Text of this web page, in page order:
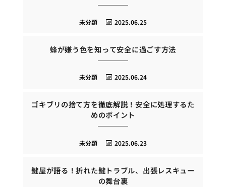
2025.06.25
未分類
蜂が嫌う色を知って安全に過ごす方法
2025.06.24
未分類
ゴキブリの捨て方を徹底解説！安全に処理するた
めのポイント
2025.06.23
未分類
鍵屋が語る！折れた鍵トラブル、出張レスキュー
の舞台裏